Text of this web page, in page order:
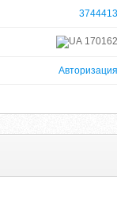
3744413
170162
Авторизация